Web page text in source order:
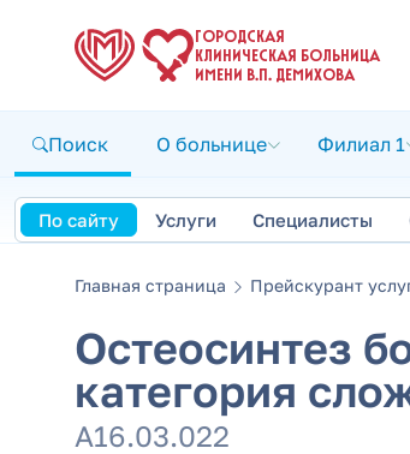
ГОРОДСКАЯ
КЛИНИЧЕСКАЯ БОЛЬНИЦА
ИМЕНИ В.П. ДЕМИХОВА
Поиск О больнице Филиал 1
По сайту Услуги Специалисты
Главная страница Прейскурант
Остеосинтез
категория
А16.03.022